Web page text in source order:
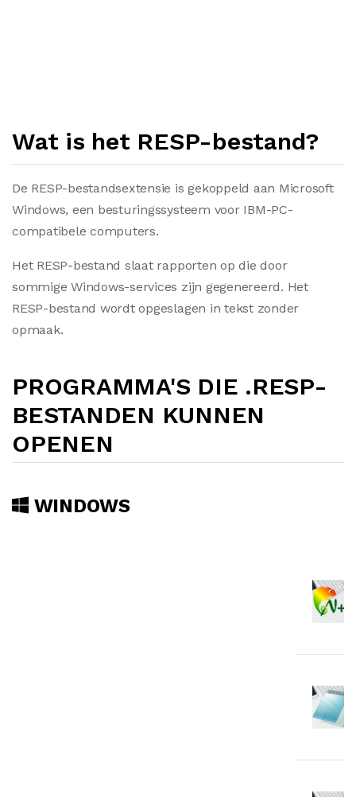
Wat is het RESP-bestand?
De RESP-bestandsextensie is gekoppeld aan Microsoft
Windows, een besturingssysteem voor IBM-PC-
compatibele computers.
Het RESP-bestand slaat rapporten op die door
sommige Windows-services zijn gegenereerd. Het
RESP-bestand wordt opgeslagen in tekst zonder
opmaak.
PROGRAMMA'S DIE .RESP-
BESTANDEN KUNNEN
OPENEN
WINDOWS